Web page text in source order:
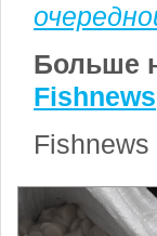
Больше
Fishnews
Fishnews